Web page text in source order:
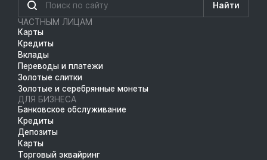
Найти
ЧАСТНЫМ ЛИЦАМ
Карты
Кредиты
Вклады
Переводы и платежи
Золотые слитки
Золотые и серебрянные монеты
ДЛЯ БИЗНЕСА
Банковское обслуживание
Кредиты
Депозиты
Карты
Торговый эквайринг